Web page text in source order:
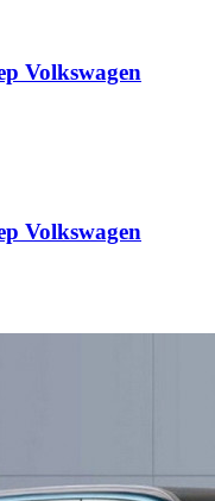
Volkswagen
Volkswagen